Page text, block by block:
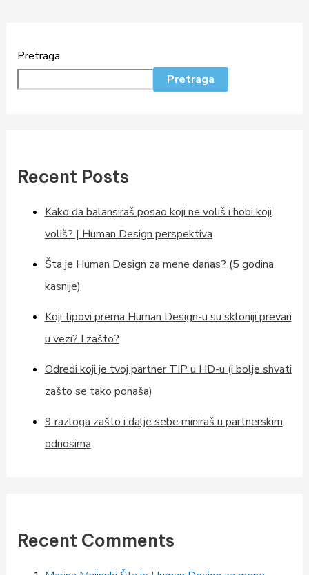
Pretraga
Pretraga
Recent Posts
Kako da balansiraš posao koji ne voliš i hobi koji
voliš? | Human Design perspektiva
Šta je Human Design za mene danas? (5 godina
kasnije)
Koji tipovi prema Human Design-u su skloniji prevari
u vezi? I zašto?
Odredi koji je tvoj partner TIP u HD-u (i bolje shvati
zašto se tako ponaša)
9 razloga zašto i dalje sebe miniraš u partnerskim
odnosima
Recent Comments